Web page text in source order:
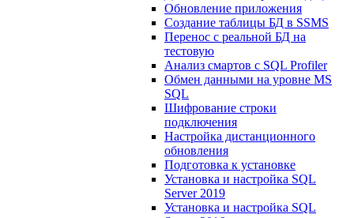
Обновление приложения
Создание таблицы БД в SSMS
Перенос с реальной БД на
тестовую
Анализ смартов с SQL Profiler
Обмен данными на уровне MS
SQL
Шифрование строки
подключения
Настройка дистанционного
обновления
Подготовка к установке
Установка и настройка SQL
Server 2019
Установка и настройка SQL